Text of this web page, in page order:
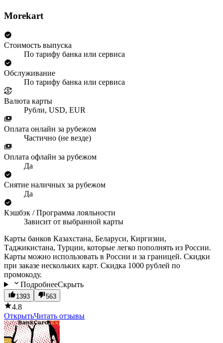
Morekart
Стоимость выпуска
По тарифу банка или сервиса
Обслуживание
По тарифу банка или сервиса
Валюта карты
Рубли, USD, EUR
Оплата онлайн за рубежом
Частично (не везде)
Оплата офлайн за рубежом
Да
Снятие наличных за рубежом
Да
Кэшбэк / Программа лояльности
Зависит от выбранной карты
Карты банков Казахстана, Беларуси, Киргизии,
Таджикистана, Турции, которые легко пополнять из России.
Карты можно использовать в России и за границей. Скидки
при заказе нескольких карт. Скидка 1000 рублей по
промокоду.
ПодробнееСкрыть
1393 563
4.8
ОткрытьЧитать отзывы